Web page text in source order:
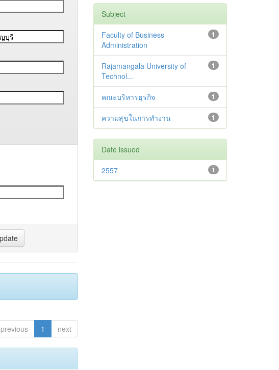
previous 1 next
Subject
1
Faculty of Business
Administration
1
Rajamangala University of
Technol...
1
คณะบริหารธุรกิจ
1
ความสุขในการทำงาน
Date issued
1
2557